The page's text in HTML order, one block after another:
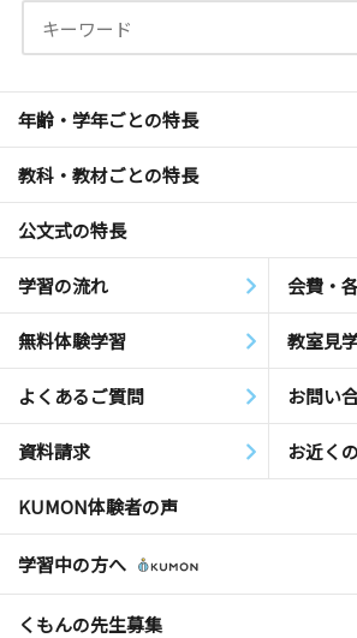
年齢・学年ごとの特長
教科・教材ごとの特長
公文式の特長
学習の流れ 会費・
無料体験学習 教室見
よくあるご質問 お問い
資料請求 お近く
KUMON体験者の声
学習中の方へ
くもんの先生募集